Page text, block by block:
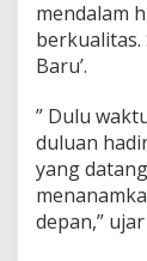
mendalam
berkualitas.
Baru’.
” Dulu
duluan
yang
depan,”